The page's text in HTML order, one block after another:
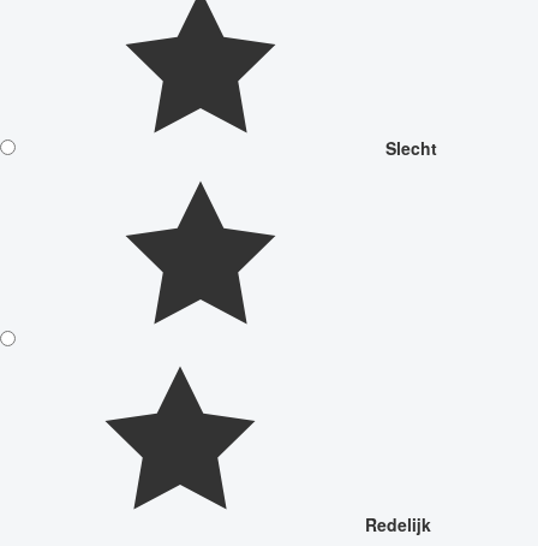
Slecht
Redelijk